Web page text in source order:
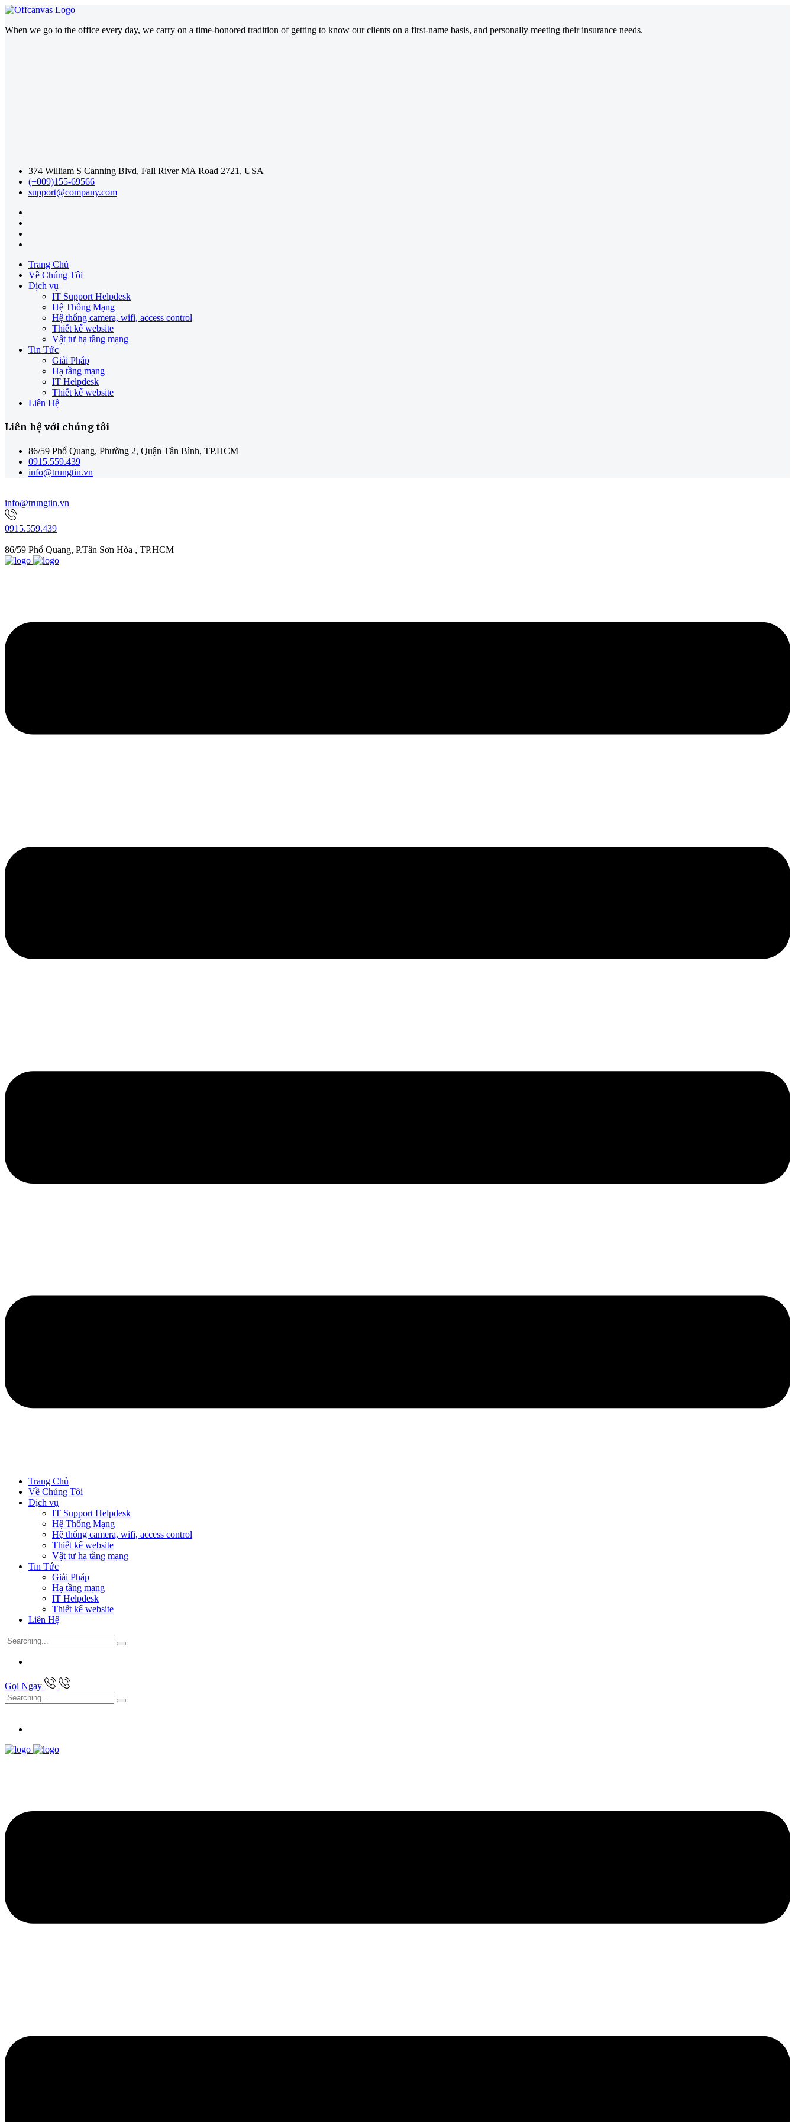
When we go to the office every day, we carry on a time-honored tradition of getting to know our clients on a first-name basis, and personally meeting their insurance needs.
374 William S Canning Blvd, Fall River MA Road 2721, USA
(+009)155-69566
support@company.com
Trang Chủ
Về Chúng Tôi
Dịch vụ
IT Support Helpdesk
Hệ Thống Mạng
Hệ thống camera, wifi, access control
Thiết kế website
Vật tư hạ tầng mạng
Tin Tức
Giải Pháp
Hạ tầng mạng
IT Helpdesk
Thiết kế website
Liên Hệ
Liên hệ với chúng tôi
86/59 Phổ Quang, Phường 2, Quận Tân Bình, TP.HCM
0915.559.439
info@trungtin.vn
info@trungtin.vn
0915.559.439
86/59 Phổ Quang, P.Tân Sơn Hòa , TP.HCM
Trang Chủ
Về Chúng Tôi
Dịch vụ
IT Support Helpdesk
Hệ Thống Mạng
Hệ thống camera, wifi, access control
Thiết kế website
Vật tư hạ tầng mạng
Tin Tức
Giải Pháp
Hạ tầng mạng
IT Helpdesk
Thiết kế website
Liên Hệ
Search
for:
Gọi Ngay
Search
for: